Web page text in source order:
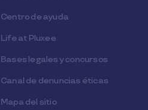
Centro de ayuda
Life at Pluxee
Bases legales y concursos
Canal de denuncias éticas
Mapa del sitio